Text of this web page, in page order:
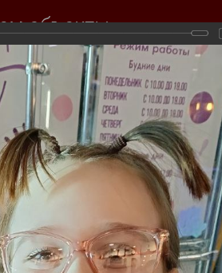
объекты
Инвесторам События компании